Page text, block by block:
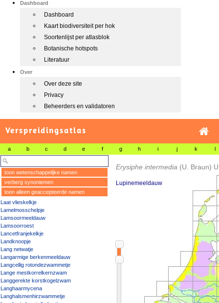
Dashboard
Dashboard
Kaart biodiversiteit per hok
Soortenlijst per atlasblok
Botanische hotspots
Literatuur
Over
Over deze site
Privacy
Beheerders en validatoren
Verspreidingsatlas
a b c d e f g h i j k l
toon wetenschappelijke namen
verberg synoniemen
toon alleen geaccepteerde namen
Laat vlieskelkje
Lamelmosschelpje
Lamsoormeeldauw
Lamsoorroest
Lancetfranjekelkje
Landknoopje
Lang netwatje
Langarmige berkenmeeldauw
Langcellig rotondezwammetje
Lange mestkorrelkernzwam
Langgerekte korstkogelzwam
Langhaarmycena
Langhalsmenhirzwammetje
Erysiphe intermedia (U. Braun)
Lupinemeeldauw